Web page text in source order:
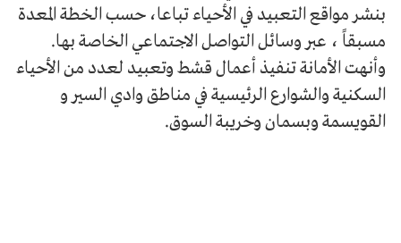
بنشر مواقع التعبيد في الأحياء تباعا، حسب الخطة المعدة
مسبقاً ، عبر وسائل التواصل الاجتماعي الخاصة بها.
وأنهت الأمانة تنفيذ أعمال قشط وتعبيد لعدد من الأحياء
السكنية والشوارع الرئيسية في مناطق وادي السير و
القويسمة وبسمان وخريبة السوق.